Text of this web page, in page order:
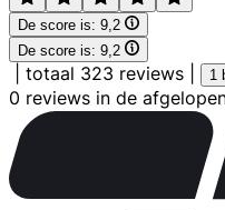
De score is: 9,2
De score is: 9,2
totaal 323 reviews 1
0 reviews in de